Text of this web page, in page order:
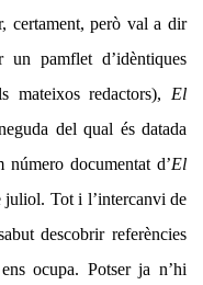
certament, però val a dir
un pamflet d’idèntiques
mateixos redactors), El
del qual és datada
documentat d’El
juliol. Tot i l’intercanvi de
descobrir referències
ocupa. Potser ja n’hi